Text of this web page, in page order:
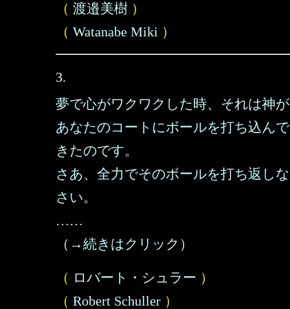
（ 渡邉美樹 ）
（ Watanabe Miki ）
3.
夢で心がワクワクした時、それは神が
あなたのコートにボールを打ち込んで
きたのです。
さあ、全力でそのボールを打ち返しな
さい。
……
（→続きはクリック）
（ ロバート・シュラー ）
（ Robert Schuller ）